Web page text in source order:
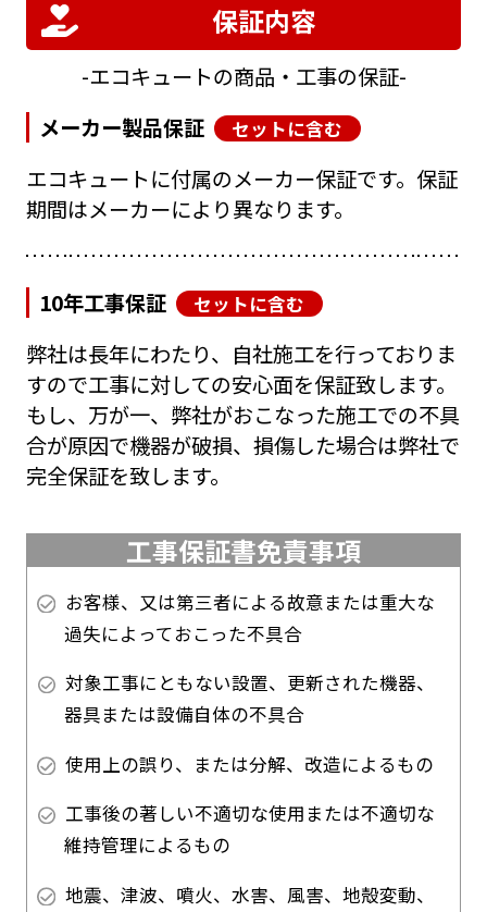
保証内容
エコキュートの商品・工事の保証
メーカー製品保証
セットに含む
エコキュートに付属のメーカー保証です。保証
期間はメーカーにより異なります。
10年工事保証 セットに含む
弊社は長年にわたり、自社施工を行っておりま
すので工事に対しての安心面を保証致します。
もし、万が一、弊社がおこなった施工での不具
合が原因で機器が破損、損傷した場合は弊社で
完全保証を致します。
工事保証書免責事項
お客様、又は第三者による故意または重大な
過失によっておこった不具合
対象工事にともない設置、更新された機器、
器具または設備自体の不具合
使用上の誤り、または分解、改造によるもの
工事後の著しい不適切な使用または不適切な
維持管理によるもの
地震、津波、噴火、水害、風害、地殻変動、